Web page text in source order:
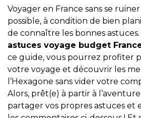
Voyager en France sans se
possible, à condition de bien
de connaître les bonnes
astuces voyage budget
ce guide, vous pourrez profiter
votre voyage et découvrir les
l’Hexagone sans vider votre
Alors, prêt(e) à partir à l’aventure
partager vos propres astuces et